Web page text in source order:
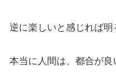
逆に楽しいと感じれば明
本当に人間は、都合が